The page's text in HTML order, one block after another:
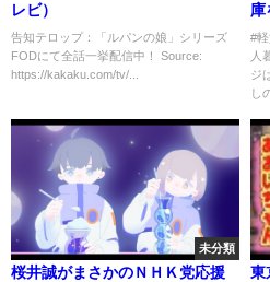
レビ）
告知テロップ：「ルパンの娘」シリーズ
FODにて全話一挙配信中！ Source:
https://kakaku.com/tv/...
庫
方
【
#
人
ジ
し
未分類
桜井誠がまさかのＮＨＫ党応援
東